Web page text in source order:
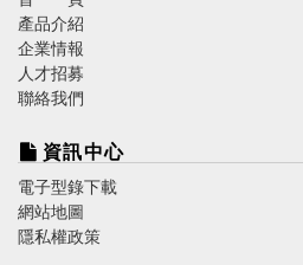
產品介紹
企業情報
人才招募
聯絡我們
資訊中心
電子型錄下載
網站地圖
隱私權政策